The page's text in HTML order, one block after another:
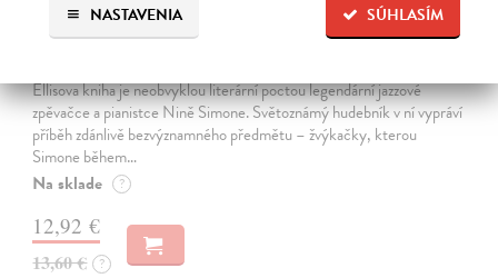
SÚHLASÍM
NASTAVENIA
Žvýkačka Niny Simone
Ellisova kniha je neobvyklou literární poctou legendární jazzové
zpěvačce a pianistce Nině Simone. Světoznámý hudebník v ní vypráví
příběh zdánlivě bezvýznamného předmětu – žvýkačky, kterou
Simone během…
Na sklade ?
12,92 €
13,60 € ?